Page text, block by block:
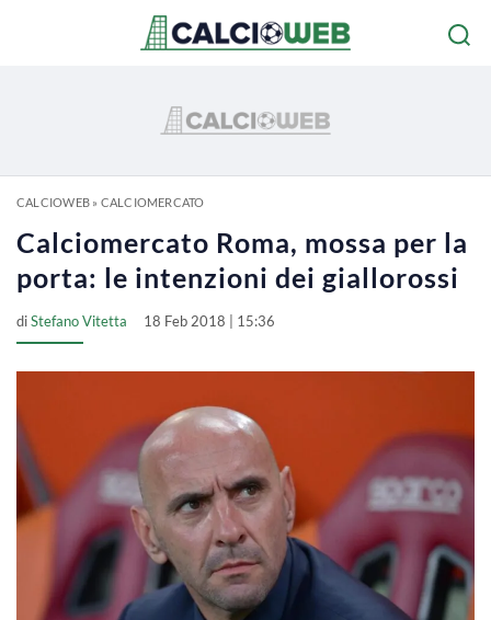
CALCIOWEB» CALCIOMERCATO
Calciomercato Roma, mossa per la
porta: le intenzioni dei giallorossi
diStefano Vitetta 18 Feb 2018 | 15:36